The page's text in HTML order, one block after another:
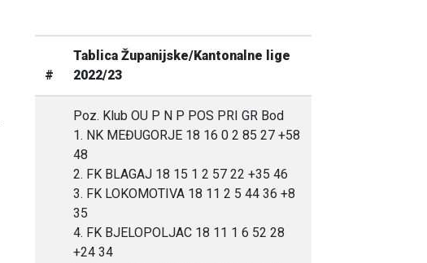
#
Tablica Županijske/Kantonalne lige
2022/23
Poz. Klub OU P N P POS PRI GR Bod
1. NK MEĐUGORJE 18 16 0 2 85 27 +58
48
2. FK BLAGAJ 18 15 1 2 57 22 +35 46
3. FK LOKOMOTIVA 18 11 2 5 44 36 +8
35
4. FK BJELOPOLJAC 18 11 1 6 52 28
+24 34